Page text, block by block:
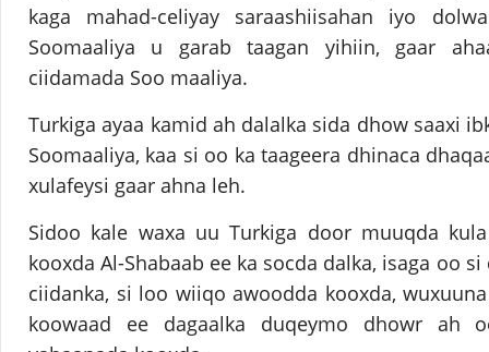
kaga mahad-celiyay saraashiisahan iyo
Soomaaliya u garab taagan yihiin, gaar
ciidamada Soo maaliya.
Turkiga ayaa kamid ah dalalka sida dhow saaxi
Soomaaliya, kaa si oo ka taageera dhinaca
xulafeysi gaar ahna leh.
Sidoo kale waxa uu Turkiga door muuqda
kooxda Al-Shabaab ee ka socda dalka, isaga oo
ciidanka, si loo wiiqo awoodda kooxda,
koowaad ee dagaalka duqeymo dhowr ah